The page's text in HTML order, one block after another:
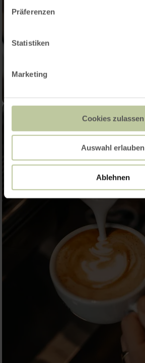
Präferenzen
Statistiken
Marketing
Cookies zulassen
Auswahl erlauben
Ablehnen